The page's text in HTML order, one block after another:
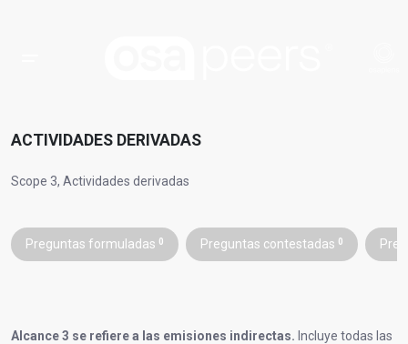
ACTIVIDADES DERIVADAS
Scope 3, Actividades derivadas
Preguntas formuladas 0 Preguntas contestadas 0
Alcance 3 se refiere a las emisiones indirectas. Incluye todas las